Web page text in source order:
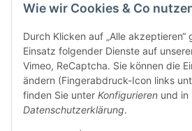
Wie wir Cookies & Co
Durch Klicken auf „Alle akzeptieren“
Einsatz folgender Dienste auf
Vimeo, ReCaptcha. Sie können die
ändern (Fingerabdruck-Icon links
finden Sie unter Konfigurieren und in
Datenschutzerklärung.
E-Mail-Adresse
Bitte senden Sie mir entsprechend Ihrer
und jederzeit widerruflich Informationen zu
Mail zu.